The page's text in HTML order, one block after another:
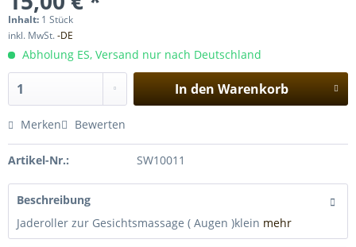
Inhalt: 1 Stück
inkl. MwSt.-DE
Abholung ES, Versand nur nach Deutschland
In den Warenkorb
Merken Bewerten
Artikel-Nr.: SW10011
Beschreibung
Jaderoller zur Gesichtsmassage ( Augen )klein mehr